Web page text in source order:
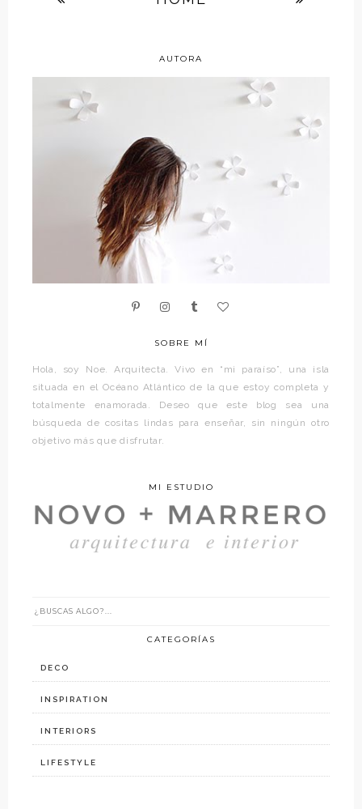
AUTORA
SOBRE MÍ
Hola, soy Noe. Arquitecta. Vivo en “mi paraíso”, una isla
situada en el Océano Atlántico de la que estoy completa y
totalmente enamorada. Deseo que este blog sea una
búsqueda de cositas lindas para enseñar, sin ningún otro
objetivo más que disfrutar.
MI ESTUDIO
CATEGORÍAS
DECO
INSPIRATION
INTERIORS
LIFESTYLE